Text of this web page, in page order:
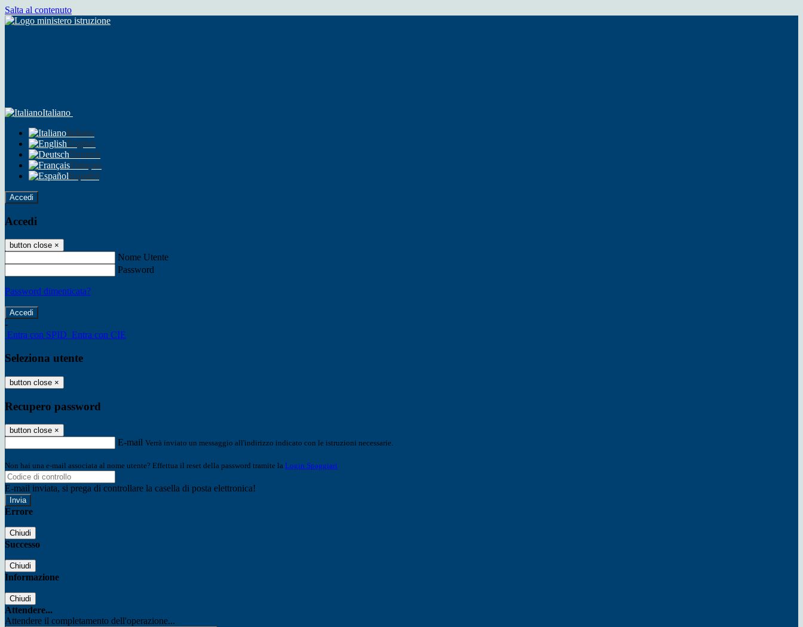
Salta al contenuto
Italiano
Italiano
English
Deutsch
Français
Español
Accedi
Accedi
button close ×
Nome Utente
Password
Password dimenticata?
-
Entra con SPID Entra con CIE
Seleziona utente
button close ×
Recupero password
button close ×
E-mail Verrà inviato un messaggio all'indirizzo indicato con le istruzioni necessarie.
Non hai una e-mail associata al nome utente? Effettua il reset della password tramite la Login Spaggiari
E-mail inviata, si prega di controllare la casella di posta elettronica!
Errore
Chiudi
Successo
Chiudi
Informazione
Chiudi
Attendere...
Attendere il completamento dell'operazione...